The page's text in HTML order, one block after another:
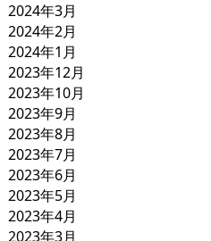
2024年3月
2024年2月
2024年1月
2023年12月
2023年10月
2023年9月
2023年8月
2023年7月
2023年6月
2023年5月
2023年4月
2023年3月